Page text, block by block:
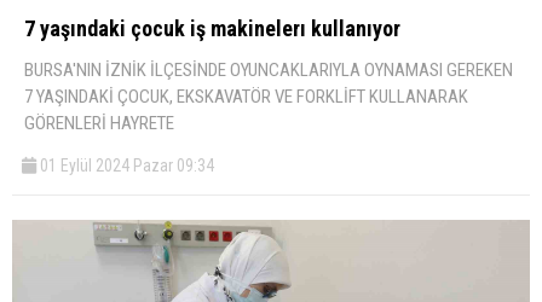
7 yaşındaki çocuk iş makinelerı kullanıyor
BURSA'NIN İZNİK İLÇESİNDE OYUNCAKLARIYLA OYNAMASI GEREKEN
7 YAŞINDAKİ ÇOCUK, EKSKAVATÖR VE FORKLİFT KULLANARAK
GÖRENLERİ HAYRETE
01 Eylül 2024 Pazar 09:34